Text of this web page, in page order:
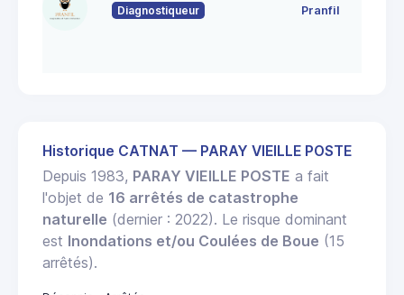
Diagnostiqueur Pranfil
Historique CATNAT — PARAY VIEILLE POSTE
Depuis 1983, PARAY VIEILLE POSTE a fait
l'objet de 16 arrêtés de catastrophe
naturelle (dernier : 2022). Le risque dominant
est Inondations et/ou Coulées de Boue (15
arrêtés).